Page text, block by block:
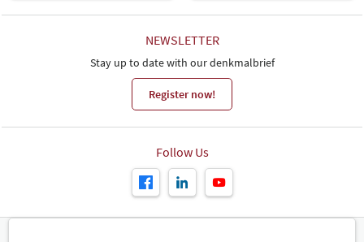
NEWSLETTER
Stay up to date with our denkmalbrief
Register now!
Follow Us